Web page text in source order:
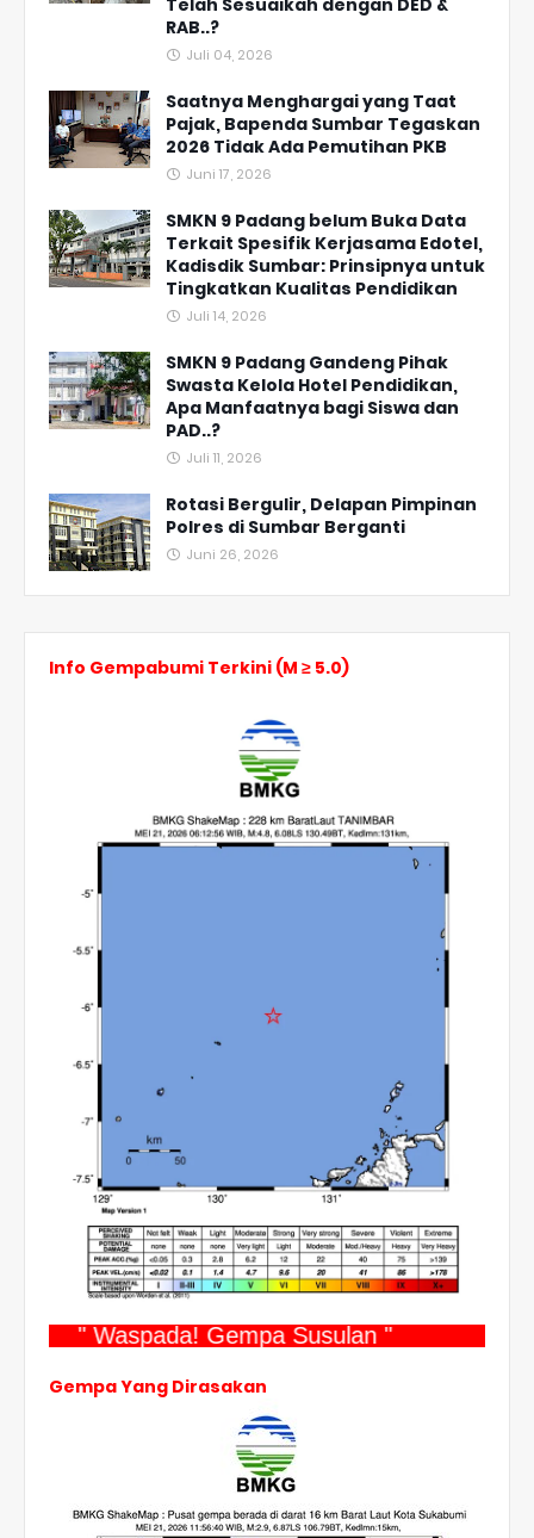
RAB..?
Juli 04, 2026
Saatnya Menghargai yang Taat
Pajak, Bapenda Sumbar Tegaskan
2026 Tidak Ada Pemutihan PKB
Juni 17, 2026
SMKN 9 Padang belum Buka Data
Terkait Spesifik Kerjasama Edotel,
Kadisdik Sumbar: Prinsipnya untuk
Tingkatkan Kualitas Pendidikan
Juli 14, 2026
SMKN 9 Padang Gandeng Pihak
Swasta Kelola Hotel Pendidikan,
Apa Manfaatnya bagi Siswa dan
PAD..?
Juli 11, 2026
Rotasi Bergulir, Delapan Pimpinan
Polres di Sumbar Berganti
Juni 26, 2026
Info Gempabumi Terkini (M ≥ 5.0)
" Waspada! Gempa Susulan "
Gempa Yang Dirasakan